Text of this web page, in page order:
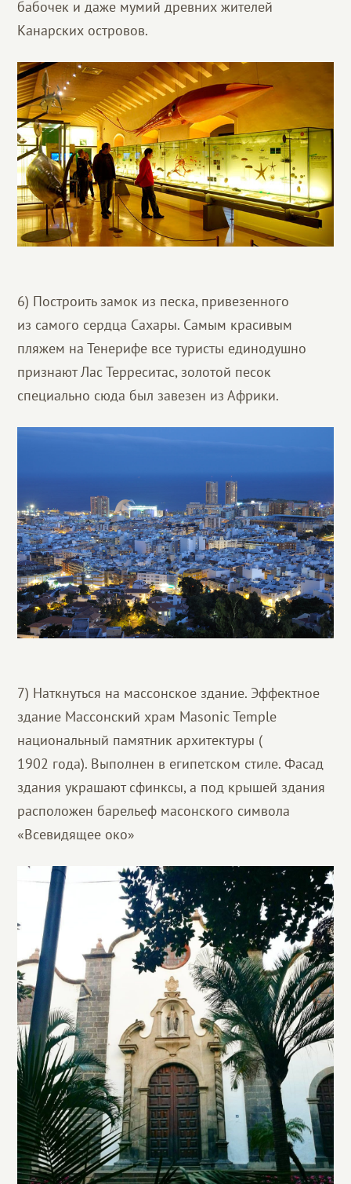
бабочек и даже мумий древних жителей
Канарских островов.
6) Построить замок из песка, привезенного
из самого сердца Сахары. Самым красивым
пляжем на Тенерифе все туристы единодушно
признают Лас Терреситас, золотой песок
специально сюда был завезен из Африки.
7) Наткнуться на массонское здание. Эффектное
здание Массонский храм Masonic Temple
национальный памятник архитектуры (
1902 года). Выполнен в египетском стиле. Фасад
здания украшают сфинксы, а под крышей здания
расположен барельеф масонского символа
«Всевидящее око»